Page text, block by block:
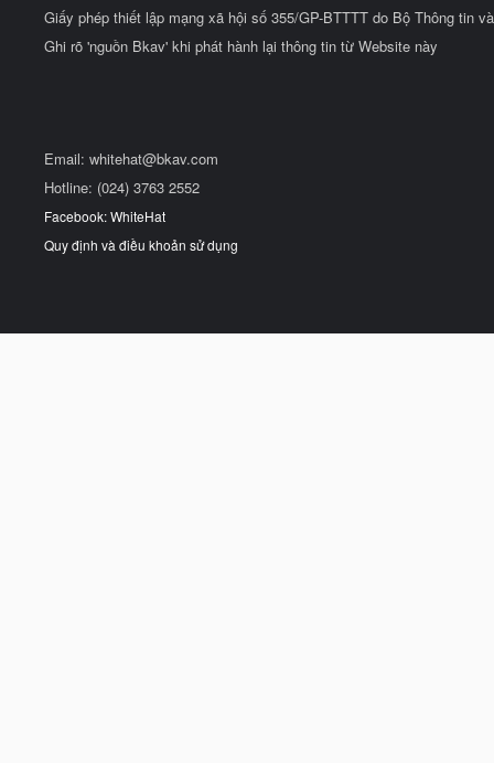
Giấy phép thiết lập mạng xã hội số 355/GP-BTTTT do Bộ Thông tin
Ghi rõ 'nguồn Bkav' khi phát hành lại thông tin từ Website này
Email: whitehat@bkav.com
Hotline: (024) 3763 2552
Facebook: WhiteHat
Quy định và điều khoản sử dụng